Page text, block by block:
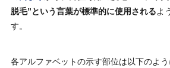
脱毛”という言葉が標準的に使用されるよ
す。
各アルファベットの示す部位は以下のよう